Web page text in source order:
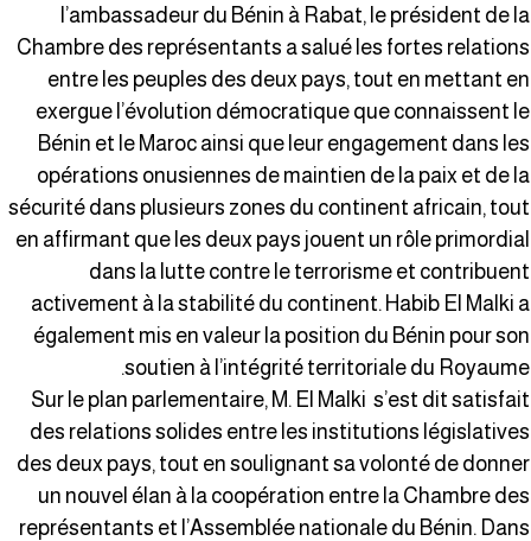
l’ambassadeur du Bénin à Rabat, le président de
Chambre des représentants a salué les fortes
entre les peuples des deux pays, tout en mettant
exergue l’évolution démocratique que connaissent
Bénin et le Maroc ainsi que leur engagement dans
opérations onusiennes de maintien de la paix et de
sécurité dans plusieurs zones du continent africain,
en affirmant que les deux pays jouent un rôle
dans la lutte contre le terrorisme et
activement à la stabilité du continent. Habib El Malki
également mis en valeur la position du Bénin pour
soutien à l’intégrité territoriale du
Sur le plan parlementaire, M. El Malki s’est dit
des relations solides entre les institutions
des deux pays, tout en soulignant sa volonté de
un nouvel élan à la coopération entre la Chambre
représentants et l’Assemblée nationale du Bénin.